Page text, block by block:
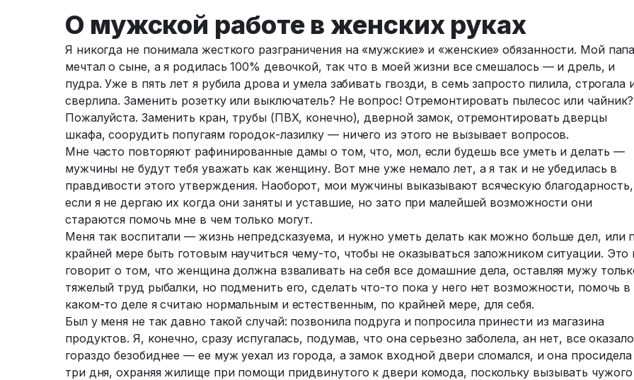
О мужской работе в женских руках
Я никогда не понимала жесткого разграничения на «мужские» и «женские» обязанности. Мой папа
мечтал о сыне, а я родилась 100% девочкой, так что в моей жизни все смешалось — и дрель, и
пудра. Уже в пять лет я рубила дрова и умела забивать гвозди, в семь запросто пилила, строгала
сверлила. Заменить розетку или выключатель? Не вопрос! Отремонтировать пылесос или чайник?
Пожалуйста. Заменить кран, трубы (ПВХ, конечно), дверной замок, отремонтировать дверцы
шкафа, соорудить попугаям городок-лазилку — ничего из этого не вызывает вопросов.
Мне часто повторяют рафинированные дамы о том, что, мол, если будешь все уметь и делать —
мужчины не будут тебя уважать как женщину. Вот мне уже немало лет, а я так и не убедилась в
правдивости этого утверждения. Наоборот, мои мужчины выказывают всяческую благодарность,
если я не дергаю их когда они заняты и уставшие, но зато при малейшей возможности они
стараются помочь мне в чем только могут.
Меня так воспитали — жизнь непредсказуема, и нужно уметь делать как можно больше дел, или
крайней мере быть готовым научиться чему-то, чтобы не оказываться заложником ситуации. Это
говорит о том, что женщина должна взваливать на себя все домашние дела, оставляя мужу
тяжелый труд рыбалки, но подменить его, сделать что-то пока у него нет возможности, помочь в
каком-то деле я считаю нормальным и естественным, по крайней мере, для себя.
Был у меня не так давно такой случай: позвонила подруга и попросила принести из магазина
продуктов. Я, конечно, сразу испугалась, подумав, что она серьезно заболела, ан нет, все
гораздо безобиднее — ее муж уехал из города, а замок входной двери сломался, и она просидела
три дня, охраняя жилище при помощи придвинутого к двери комода, поскольку вызывать чужого